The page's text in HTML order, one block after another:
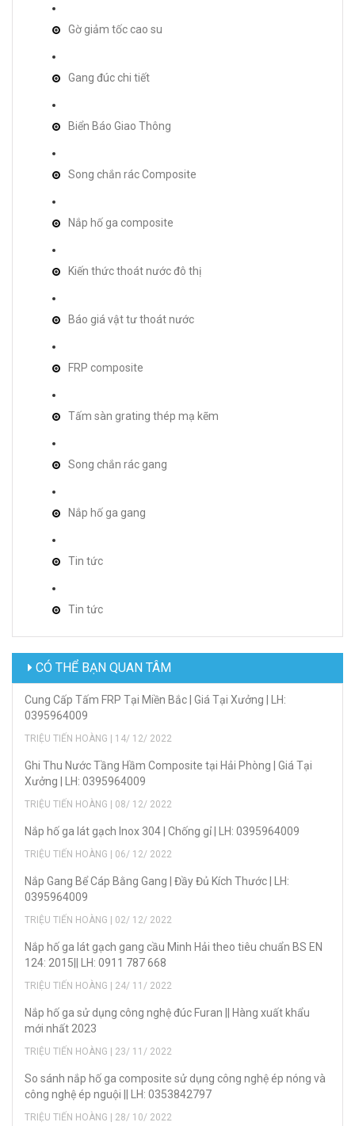
Gờ giảm tốc cao su
Gang đúc chi tiết
Biển Báo Giao Thông
Song chắn rác Composite
Nắp hố ga composite
Kiến thức thoát nước đô thị
Báo giá vật tư thoát nước
FRP composite
Tấm sàn grating thép mạ kẽm
Song chắn rác gang
Nắp hố ga gang
Tin tức
Tin tức
CÓ THỂ BẠN QUAN TÂM
Cung Cấp Tấm FRP Tại Miền Bắc | Giá Tại Xưởng | LH:
0395964009
TRIỆU TIẾN HOÀNG | 14/ 12/ 2022
Ghi Thu Nước Tầng Hầm Composite tại Hải Phòng | Giá Tại
Xưởng | LH: 0395964009
TRIỆU TIẾN HOÀNG | 08/ 12/ 2022
Nắp hố ga lát gạch Inox 304 | Chống gỉ | LH: 0395964009
TRIỆU TIẾN HOÀNG | 06/ 12/ 2022
Nắp Gang Bể Cáp Bằng Gang | Đầy Đủ Kích Thước | LH:
0395964009
TRIỆU TIẾN HOÀNG | 02/ 12/ 2022
Nắp hố ga lát gạch gang cầu Minh Hải theo tiêu chuẩn BS EN
124: 2015|| LH: 0911 787 668
TRIỆU TIẾN HOÀNG | 24/ 11/ 2022
Nắp hố ga sử dụng công nghệ đúc Furan || Hàng xuất khẩu
mới nhất 2023
TRIỆU TIẾN HOÀNG | 23/ 11/ 2022
So sánh nắp hố ga composite sử dụng công nghệ ép nóng và
công nghệ ép nguội || LH: 0353842797
TRIỆU TIẾN HOÀNG | 28/ 10/ 2022